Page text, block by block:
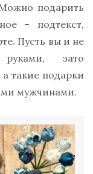
подарить
– подтекст,
Пусть вы и не
зато
такие подарки
мужчинами.